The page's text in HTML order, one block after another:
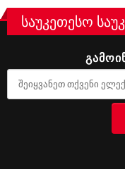
საუკეთესო